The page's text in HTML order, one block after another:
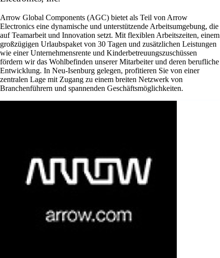
Arrow Global Components (AGC) bietet als Teil von Arrow
Electronics eine dynamische und unterstützende Arbeitsumgebung, die
auf Teamarbeit und Innovation setzt. Mit flexiblen Arbeitszeiten, einem
großzügigen Urlaubspaket von 30 Tagen und zusätzlichen Leistungen
wie einer Unternehmensrente und Kinderbetreuungszuschüssen
fördern wir das Wohlbefinden unserer Mitarbeiter und deren berufliche
Entwicklung. In Neu-Isenburg gelegen, profitieren Sie von einer
zentralen Lage mit Zugang zu einem breiten Netzwerk von
Branchenführern und spannenden Geschäftsmöglichkeiten.